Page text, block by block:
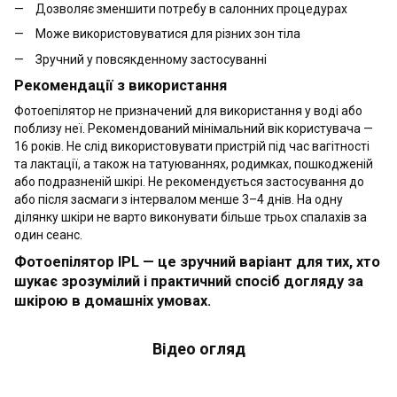
Дозволяє зменшити потребу в салонних процедурах
Може використовуватися для різних зон тіла
Зручний у повсякденному застосуванні
Рекомендації з використання
Фотоепілятор не призначений для використання у воді або
поблизу неї. Рекомендований мінімальний вік користувача —
16 років. Не слід використовувати пристрій під час вагітності
та лактації, а також на татуюваннях, родимках, пошкодженій
або подразненій шкірі. Не рекомендується застосування до
або після засмаги з інтервалом менше 3–4 днів. На одну
ділянку шкіри не варто виконувати більше трьох спалахів за
один сеанс.
Фотоепілятор IPL — це зручний варіант для тих, хто
шукає зрозумілий і практичний спосіб догляду за
шкірою в домашніх умовах.
Відео огляд